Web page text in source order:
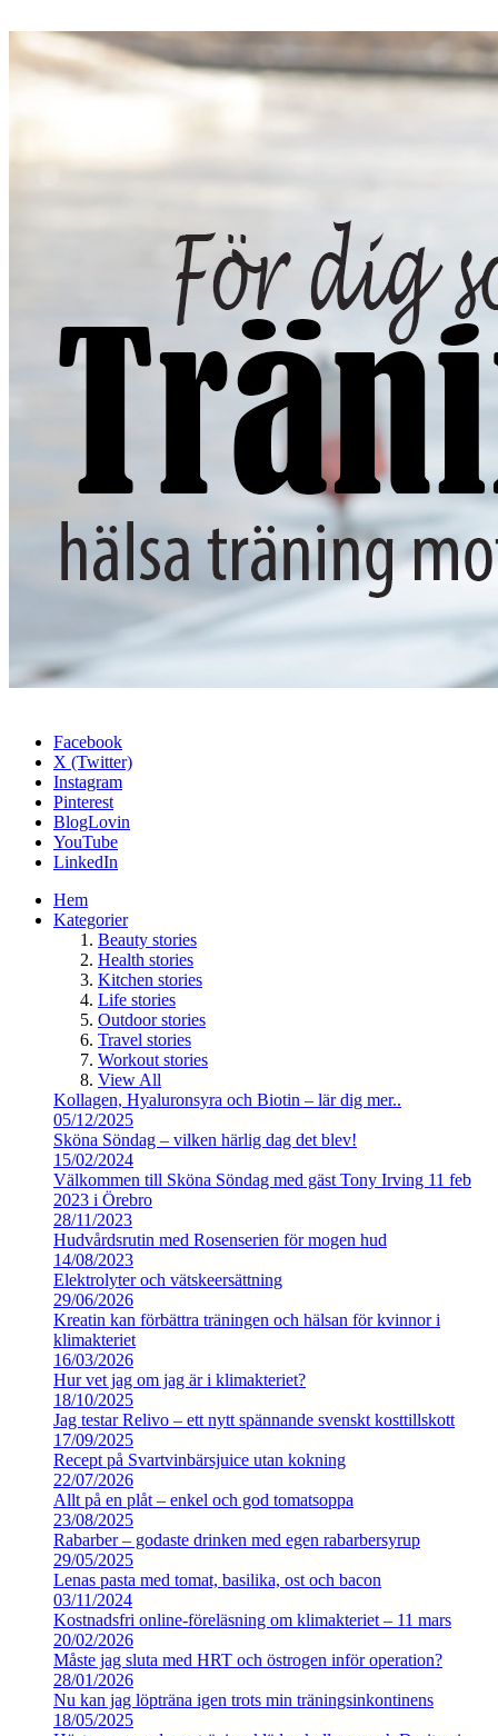
Facebook
X (Twitter)
Instagram
Pinterest
BlogLovin
YouTube
LinkedIn
Hem
Kategorier
Beauty stories
Health stories
Kitchen stories
Life stories
Outdoor stories
Travel stories
Workout stories
View All
Kollagen, Hyaluronsyra och Biotin – lär dig mer..
05/12/2025
Sköna Söndag – vilken härlig dag det blev!
15/02/2024
Välkommen till Sköna Söndag med gäst Tony Irving 11 feb
2023 i Örebro
28/11/2023
Hudvårdsrutin med Rosenserien för mogen hud
14/08/2023
Elektrolyter och vätskeersättning
29/06/2026
Kreatin kan förbättra träningen och hälsan för kvinnor i
klimakteriet
16/03/2026
Hur vet jag om jag är i klimakteriet?
18/10/2025
Jag testar Relivo – ett nytt spännande svenskt kosttillskott
17/09/2025
Recept på Svartvinbärsjuice utan kokning
22/07/2026
Allt på en plåt – enkel och god tomatsoppa
23/08/2025
Rabarber – godaste drinken med egen rabarbersyrup
29/05/2025
Lenas pasta med tomat, basilika, ost och bacon
03/11/2024
Kostnadsfri online-föreläsning om klimakteriet – 11 mars
20/02/2026
Måste jag sluta med HRT och östrogen inför operation?
28/01/2026
Nu kan jag löpträna igen trots min träningsinkontinens
18/05/2025